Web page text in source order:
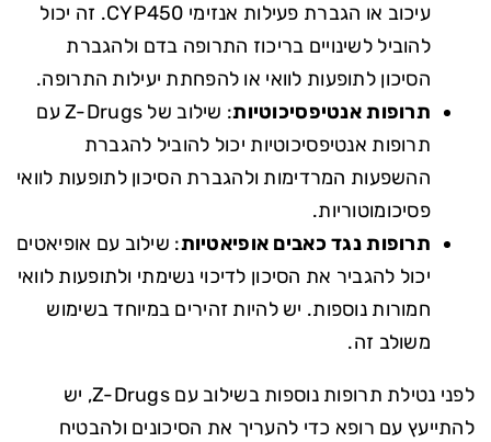
עיכוב או הגברת פעילות אנזימי CYP450. זה יכול
להוביל לשינויים בריכוז התרופה בדם ולהגברת
הסיכון לתופעות לוואי או להפחתת יעילות התרופה.
תרופות אנטיפסיכוטיות
: שילוב של Z-Drugs עם
תרופות אנטיפסיכוטיות יכול להוביל להגברת
ההשפעות המרדימות ולהגברת הסיכון לתופעות לוואי
פסיכומוטוריות.
תרופות נגד כאבים אופיאטיות: שילוב עם אופיאטים
יכול להגביר את הסיכון לדיכוי נשימתי ולתופעות לוואי
חמורות נוספות. יש להיות זהירים במיוחד בשימוש
משולב זה.
לפני נטילת תרופות נוספות בשילוב עם Z-Drugs, יש
להתייעץ עם רופא כדי להעריך את הסיכונים ולהבטיח